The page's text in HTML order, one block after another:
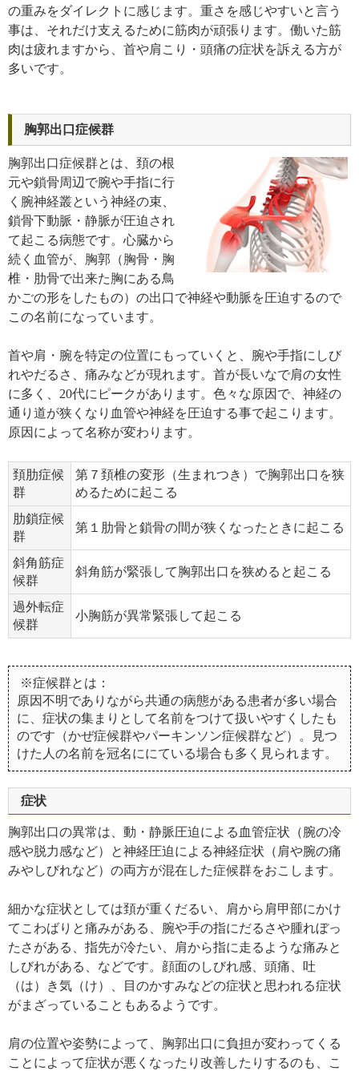
の重みをダイレクトに感じます。重さを感じやすいと言う
事は、それだけ支えるために筋肉が頑張ります。働いた筋
肉は疲れますから、首や肩こり・頭痛の症状を訴える方が
多いです。
胸郭出口症候群
胸郭出口症候群とは、頚の根
元や鎖骨周辺で腕や手指に行
く腕神経叢という神経の束、
鎖骨下動脈・静脈が圧迫され
て起こる病態です。心臓から
続く血管が、胸郭（胸骨・胸
椎・肋骨で出来た胸にある鳥
かごの形をしたもの）の出口で神経や動脈を圧迫するので
この名前になっています。
首や肩・腕を特定の位置にもっていくと、腕や手指にしび
れやだるさ、痛みなどが現れます。首が長いなで肩の女性
に多く、20代にピークがあります。色々な原因で、神経の
通り道が狭くなり血管や神経を圧迫する事で起こります。
原因によって名称が変わります。
頚肋症候
群
第７頚椎の変形（生まれつき）で胸郭出口を狭
めるために起こる
肋鎖症候
群
第１肋骨と鎖骨の間が狭くなったときに起こる
斜角筋症
候群
斜角筋が緊張して胸郭出口を狭めると起こる
過外転症
候群
小胸筋が異常緊張して起こる
※症候群とは：
原因不明でありながら共通の病態がある患者が多い場合
に、症状の集まりとして名前をつけて扱いやすくしたも
のです（かぜ症候群やパーキンソン症候群など）。見つ
けた人の名前を冠名ににている場合も多く見られます。
症状
胸郭出口の異常は、動・静脈圧迫による血管症状（腕の冷
感や脱力感など）と神経圧迫による神経症状（肩や腕の痛
みやしびれなど）の両方が混在した症候群をおこします。
細かな症状としては頚が重くだるい、肩から肩甲部にかけ
てこわばりと痛みがある、腕や手の指にだるさや腫れぼっ
たさがある、指先が冷たい、肩から指に走るような痛みと
しびれがある、などです。顔面のしびれ感、頭痛、吐
（は）き気（け）、目のかすみなどの症状と思われる症状
がまざっていることもあるようです。
肩の位置や姿勢によって、胸郭出口に負担が変わってくる
ことによって症状が悪くなったり改善したりするのも、こ